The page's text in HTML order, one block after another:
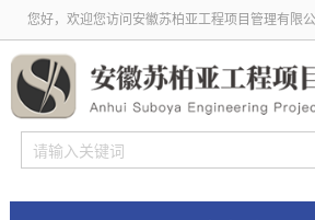
您好，欢迎您访问安徽苏柏亚工程项目管理有限公